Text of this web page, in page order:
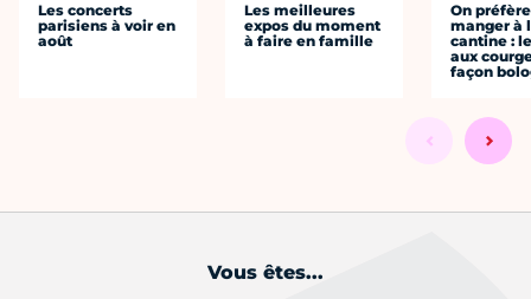
Les concerts
parisiens à voir en
août
Les meilleures
expos du moment
à faire en famille
On préfère
manger à
cantine :
aux
façon
Vous êtes...